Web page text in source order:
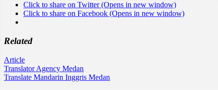
Click to share on Twitter (Opens in new window)
Click to share on Facebook (Opens in new window)
Related
Article
Post
navigation
Translator Agency Medan
Translate Mandarin Inggris Medan